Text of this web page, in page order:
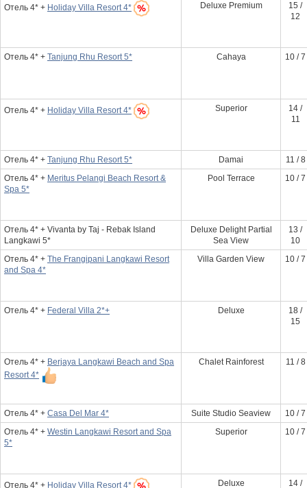
Отель 4* + Holiday Villa Resort 4* Deluxe Premium
15 /
12
Отель 4* + Tanjung Rhu Resort 5* Cahaya 10 / 7
Отель 4* + Holiday Villa Resort 4* Superior
14 /
11
Отель 4* + Tanjung Rhu Resort 5* Damai
11 / 8
Отель 4* + Meritus Pelangi Beach Resort &
Spa 5*
Pool Terrace 10 / 7
Отель 4* + Vivanta by Taj - Rebak Island
Langkawi 5*
Deluxe Delight Partial
Sea View
13 /
10
Отель 4* + The Frangipani Langkawi Resort
and Spa 4*
Villa Garden View 10 / 7
Отель 4* + Federal Villa 2*+ Deluxe
18 /
15
Отель 4* + Berjaya Langkawi Beach and Spa
Resort 4*
Chalet Rainforest 11 / 8
Отель 4* + Casa Del Mar 4* Suite Studio Seaview
10 / 7
Отель 4* + Westin Langkawi Resort and Spa
5*
Superior 10 / 7
Отель 4* + Holiday Villa Resort 4* Deluxe
14 /